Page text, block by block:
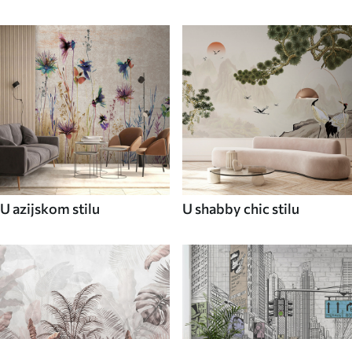
U azijskom stilu U shabby chic stilu